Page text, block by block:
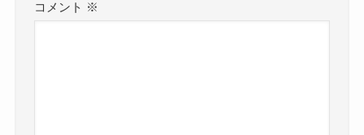
コメント ※